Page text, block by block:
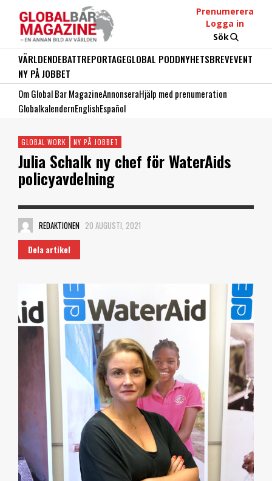
Prenumerera
Logga in
Sök
VÄRLDENDEBATTREPORTAGEGLOBAL PODDNYHETSBREVEVENT
NY PÅ JOBBET
Om Global Bar MagazineAnnonseraHjälp med prenumeration
GlobalkalendernEnglishEspañol
GLOBAL WORK NY PÅ JOBBET
Julia Schalk ny chef för WaterAids
policyavdelning
REDAKTIONEN 20 AUGUSTI, 2021
Dela artikel